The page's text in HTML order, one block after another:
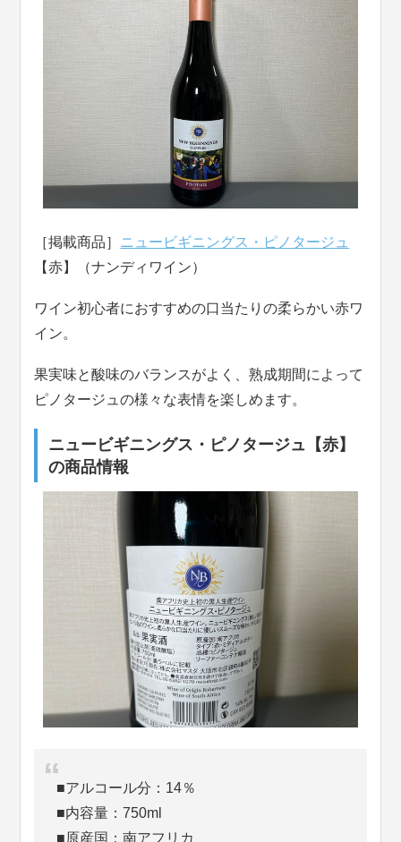
［掲載商品］ ニュービギニングス・ピノタージュ
【赤】（ナンディワイン）
ワイン初心者におすすめの口当たりの柔らかい赤ワ
イン。
果実味と酸味のバランスがよく、熟成期間によって
ピノタージュの様々な表情を楽しめます。
ニュービギニングス・ピノタージュ【赤】
の商品情報
■アルコール分：14％
■内容量：750ml
■原産国：南アフリカ